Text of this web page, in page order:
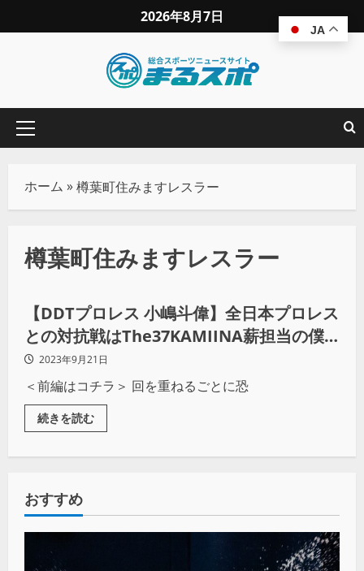
2026年8月7日
ホーム »樽葉町住みますレスラー
樽葉町住みますレスラー
プロレス
【DDTプロレス 小嶋斗偉】全日本プロレス
との対抗戦はThe37KAMIINA薪担当の僕
が熱くしたい！（後編）
2023年9月21日
＜前編はコチラ＞ 回を重ねるごとに恐
続きを読む
おすすめ
JA